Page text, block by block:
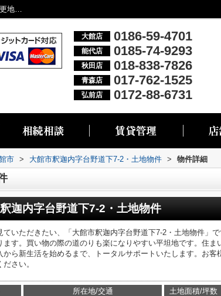
大館市釈迦内字台野道下7-2・土地物件｜前道６ｍ以上 更地渡し 平坦地 スーパーが近い 接道幅１５ｍ以上｜大館市・能代市・秋田市・青森市・弘前市の不動産情報なら株式会社リブエス
大館店 0186-59-4701
能代店 0185-74-9293
秋田店 018-838-7826
青森店 017-762-1525
弘前店 0172-88-6731
市 > 大館市釈迦内字台野道下7-2・土地物件 > 物件詳細
迦内字台野道下7-2・土地物件
ていただきたい、「大館市釈迦内字台野道下7-2・土地物件」
ます。買い物の際の道のりも楽になりやすい平坦地です。住
から新生活を始めるまで、トータルサポートいたします。お
さい。
所在地/交通 土地面積/坪数